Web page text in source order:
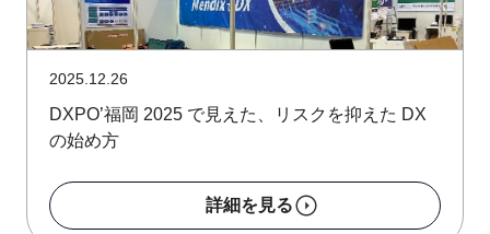
2025.12.26
DXPO’福岡 2025 で見えた、リスクを抑えた DX
の始め方
詳細を見る